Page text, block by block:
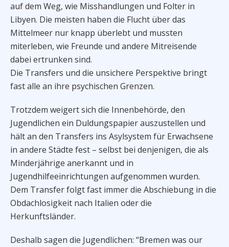
auf dem Weg, wie Misshandlungen und Folter in
Libyen. Die meisten haben die Flucht über das
Mittelmeer nur knapp überlebt und mussten
miterleben, wie Freunde und andere Mitreisende
dabei ertrunken sind.
Die Transfers und die unsichere Perspektive bringt
fast alle an ihre psychischen Grenzen.
Trotzdem weigert sich die Innenbehörde, den
Jugendlichen ein Duldungspapier auszustellen und
hält an den Transfers ins Asylsystem für Erwachsene
in andere Städte fest – selbst bei denjenigen, die als
Minderjährige anerkannt und in
Jugendhilfeeinrichtungen aufgenommen wurden.
Dem Transfer folgt fast immer die Abschiebung in die
Obdachlosigkeit nach Italien oder die
Herkunftsländer.
Deshalb sagen die Jugendlichen: “Bremen was our